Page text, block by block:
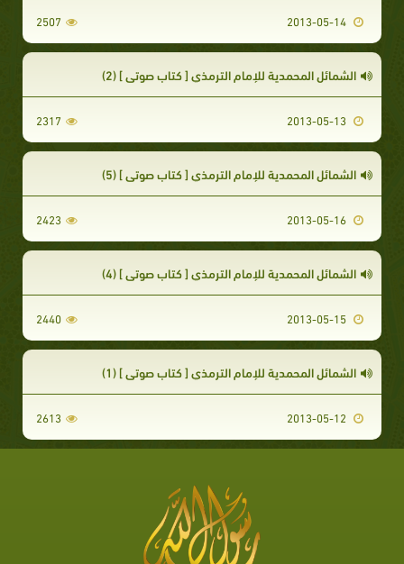
2507
الشمائل المحمدية للإمام الترمذي [ كتاب صوتي ] (2)
2317
الشمائل المحمدية للإمام الترمذي [ كتاب صوتي ] (5)
2423
الشمائل المحمدية للإمام الترمذي [ كتاب صوتي ] (4)
2440
الشمائل المحمدية للإمام الترمذي [ كتاب صوتي ] (1)
2613